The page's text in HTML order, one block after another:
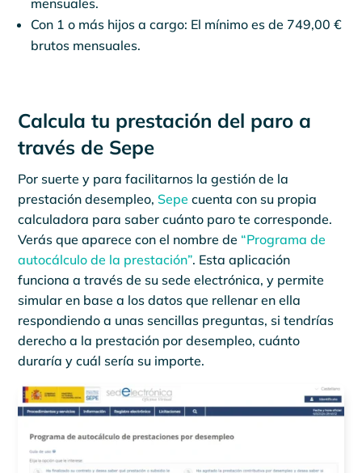
mensuales.
Con 1 o más hijos a cargo: El mínimo es de 749,00 €
brutos mensuales.
Calcula tu prestación del paro a
través de Sepe
Por suerte y para facilitarnos la gestión de la
prestación desempleo, Sepe cuenta con su propia
calculadora para saber cuánto paro te corresponde.
Verás que aparece con el nombre de “Programa de
autocálculo de la prestación”. Esta aplicación
funciona a través de su sede electrónica, y permite
simular en base a los datos que rellenar en ella
respondiendo a unas sencillas preguntas, si tendrías
derecho a la prestación por desempleo, cuánto
duraría y cuál sería su importe.